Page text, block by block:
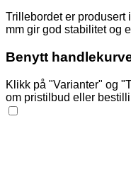
Trillebordet er produsert
mm gir god stabilitet og
Benytt
Klikk på "Varianter" og
om pristilbud eller